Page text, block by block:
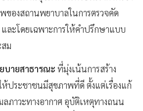
ของสถานพยาบาลในการตรวจคัด
ละโดยเฉพาะการให้คำปรึกษาแบบ
ม
บายสาธารณะ ที่มุ่งเน้นการสร้าง
ประชาชนมีสุขภาพที่ดี ตั้งแต่เรื่องแก้
ภาวะทางอากาศ อุบัติเหตุทางถนน